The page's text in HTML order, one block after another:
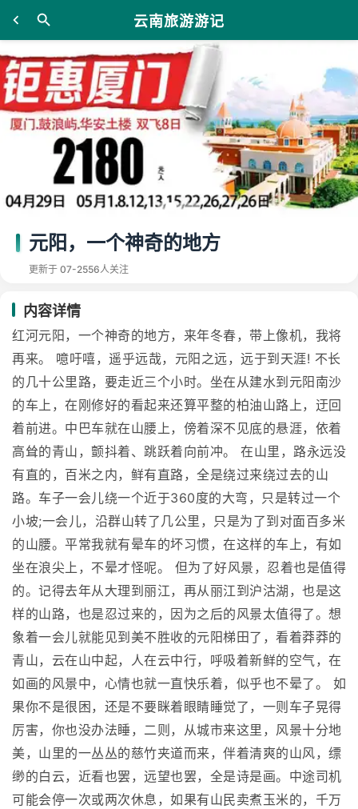
云南旅游游记
元阳，一个神奇的地方
更新于 07-2556人关注
内容详情
红河元阳，一个神奇的地方，来年冬春，带上像机，我将
再来。 噫吁嘻，遥乎远哉，元阳之远，远于到天涯! 不长
的几十公里路，要走近三个小时。坐在从建水到元阳南沙
的车上，在刚修好的看起来还算平整的柏油山路上，迂回
着前进。中巴车就在山腰上，傍着深不见底的悬涯，依着
高耸的青山，颤抖着、跳跃着向前冲。 在山里，路永远没
有直的，百米之内，鲜有直路，全是绕过来绕过去的山
路。车子一会儿绕一个近于360度的大弯，只是转过一个
小坡;一会儿，沿群山转了几公里，只是为了到对面百多米
的山腰。平常我就有晕车的坏习惯，在这样的车上，有如
坐在浪尖上，不晕才怪呢。 但为了好风景，忍着也是值得
的。记得去年从大理到丽江，再从丽江到沪沽湖，也是这
样的山路，也是忍过来的，因为之后的风景太值得了。想
象着一会儿就能见到美不胜收的元阳梯田了，看着莽莽的
青山，云在山中起，人在云中行，呼吸着新鲜的空气，在
如画的风景中，心情也就一直快乐着，似乎也不晕了。 如
果你不是很困，还是不要眯着眼睛睡觉了，一则车子晃得
厉害，你也没办法睡，二则，从城市来这里，风景十分地
美，山里的一丛丛的慈竹夹道而来，伴着清爽的山风，缥
缈的白云，近看也罢，远望也罢，全是诗是画。中途司机
可能会停一次或两次休息，如果有山民卖煮玉米的，千万